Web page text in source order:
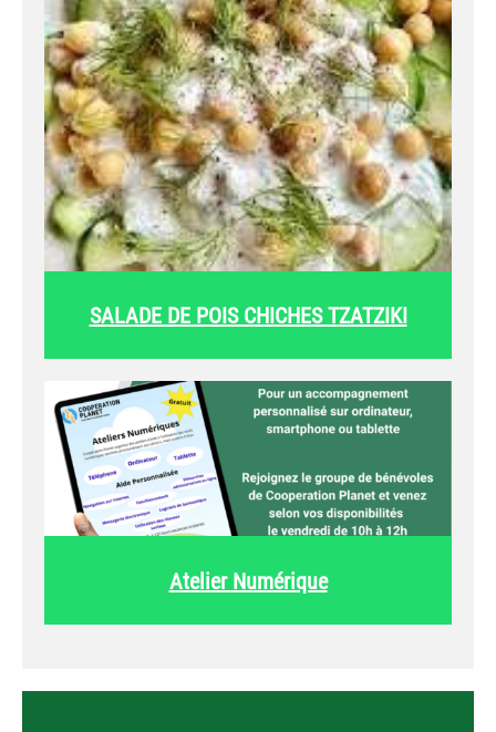
SALADE DE POIS CHICHES TZATZIKI
Atelier Numérique